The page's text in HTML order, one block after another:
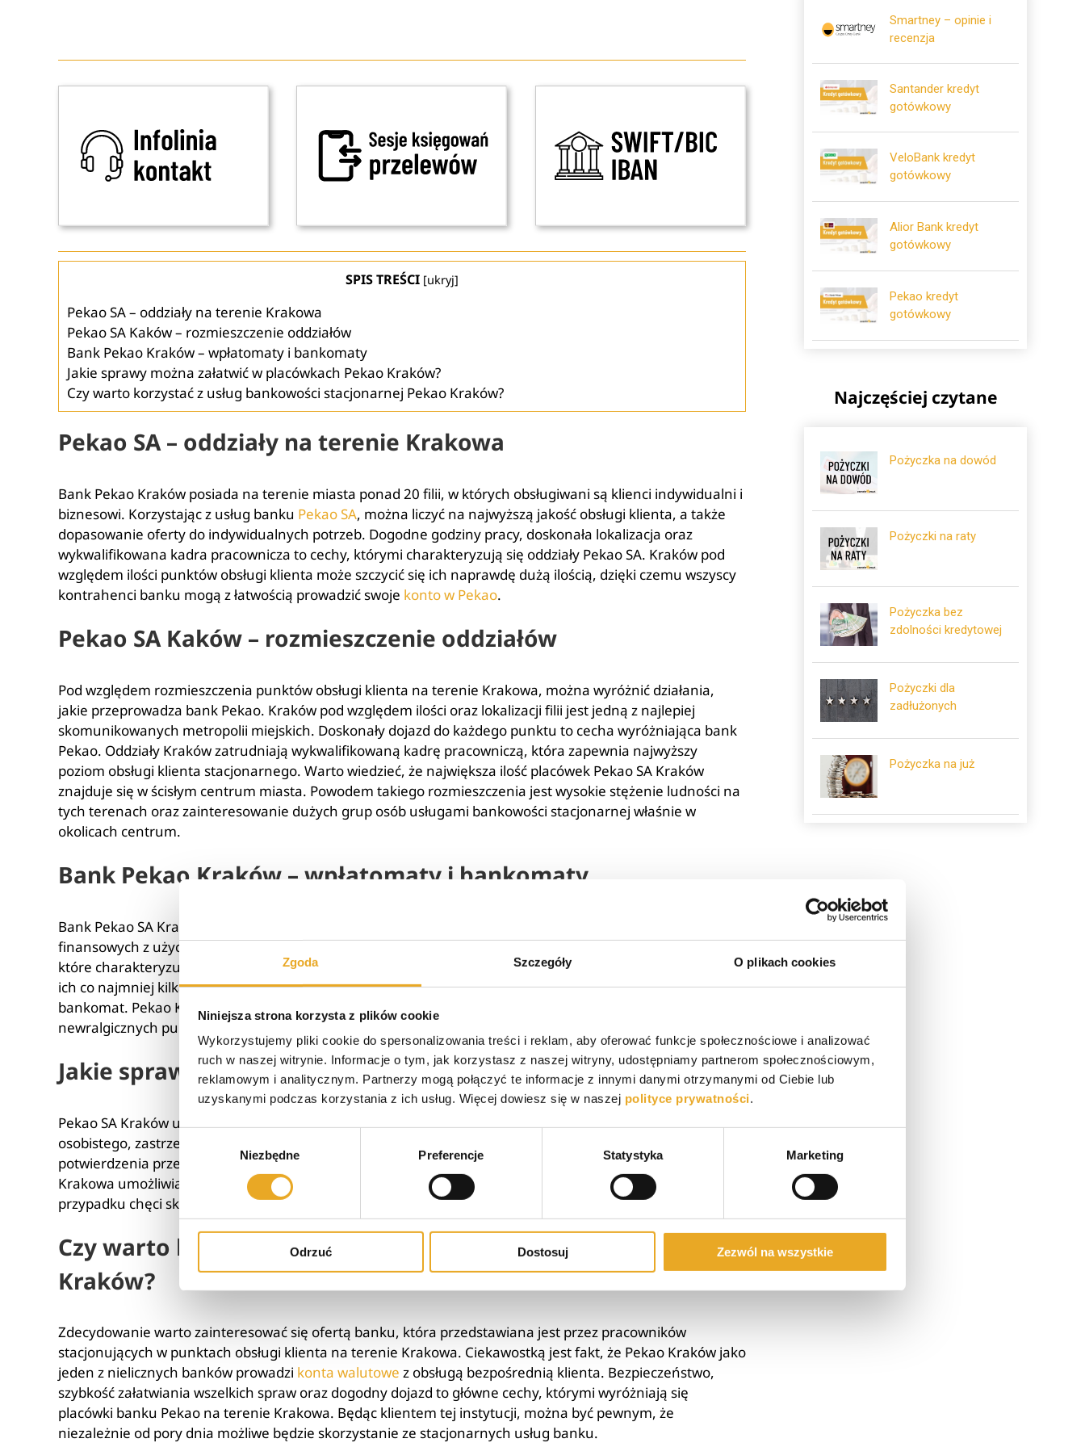
Zgoda Szczegóły O plikach cookies
Niniejsza strona korzysta z plików cookie
Wykorzystujemy pliki cookie do spersonalizowania treści i reklam, aby oferować funkcje społecznościowe i analizować
ruch w naszej witrynie. Informacje o tym, jak korzystasz z naszej witryny, udostępniamy partnerom społecznościowym,
reklamowym i analitycznym. Partnerzy mogą połączyć te informacje z innymi danymi otrzymanymi od Ciebie lub
uzyskanymi podczas korzystania z ich usług. Więcej dowiesz się w naszej polityce prywatności.
Niezbędne Preferencje Statystyka Marketing
Odrzuć Dostosuj Zezwól na wszystkie
SPIS TREŚCI [ukryj]
Pekao SA – oddziały na terenie Krakowa
Pekao SA Kaków – rozmieszczenie oddziałów
Bank Pekao Kraków – wpłatomaty i bankomaty
Jakie sprawy można załatwić w placówkach Pekao Kraków?
Czy warto korzystać z usług bankowości stacjonarnej Pekao Kraków?
Pekao SA – oddziały na terenie Krakowa
Bank Pekao Kraków posiada na terenie miasta ponad 20 filii, w których obsługiwani są klienci indywidualni i
biznesowi. Korzystając z usług banku Pekao SA, można liczyć na najwyższą jakość obsługi klienta, a także
dopasowanie oferty do indywidualnych potrzeb. Dogodne godziny pracy, doskonała lokalizacja oraz
wykwalifikowana kadra pracownicza to cechy, którymi charakteryzują się oddziały Pekao SA. Kraków pod
względem ilości punktów obsługi klienta może szczycić się ich naprawdę dużą ilością, dzięki czemu wszyscy
kontrahenci banku mogą z łatwością prowadzić swoje konto w Pekao.
Pekao SA Kaków – rozmieszczenie oddziałów
Pod względem rozmieszczenia punktów obsługi klienta na terenie Krakowa, można wyróżnić działania,
jakie przeprowadza bank Pekao. Kraków pod względem ilości oraz lokalizacji filii jest jedną z najlepiej
skomunikowanych metropolii miejskich. Doskonały dojazd do każdego punktu to cecha wyróżniająca bank
Pekao. Oddziały Kraków zatrudniają wykwalifikowaną kadrę pracowniczą, która zapewnia najwyższy
poziom obsługi klienta stacjonarnego. Warto wiedzieć, że największa ilość placówek Pekao SA Kraków
znajduje się w ścisłym centrum miasta. Powodem takiego rozmieszczenia jest wysokie stężenie ludności na
tych terenach oraz zainteresowanie dużych grup osób usługami bankowości stacjonarnej właśnie w
okolicach centrum.
Bank Pekao Kraków – wpłatomaty i bankomaty
Bank Pekao SA Kraków posiada na terenie miasta wiele maszyn umożliwiających wykonywanie transakcji
finansowych z użyciem gotówki. Duża dostępność czasowa, dogodna lokalizacja i łatwa obsługa to cech,
które charakteryzują wpłatomat Pekao. Kraków pod względem ilości dostępnych maszyn tego typu posiada
ich co najmniej kilka na terenie całego miasta. Podobne walory posiada także urządzenie, jakim jest
bankomat. Pekao Kraków oprócz sprzętu, jaki znajduje się na terenie placówek, udostępnia je także w
newralgicznych punktach w całym mieście.
Jakie sprawy można załatwić w placówkach Pekao Kraków?
Pekao SA Kraków umożliwia stacjonarne załatwienie wszelkich spraw dotyczących prowadzenia rachunku
osobistego, zastrzegania kart płatniczych oraz wykonywania wszelkich transakcji wymagających
potwierdzenia przez pracownika banku. Firma w stacjonarnych punktach obsługi klienta na terenie
Krakowa umożliwia złożenie wniosku o
kredyt konsolidacyjny, a także załatwienie wszelkich spraw w
przypadku chęci skorzystania z usługi, jaką jest
konto oszczędnościowe
Czy warto korzystać z usług bankowości stacjonarnej Pekao
Kraków?
Zdecydowanie warto zainteresować się ofertą banku, która przedstawiana jest przez pracowników
stacjonujących w punktach obsługi klienta na terenie Krakowa. Ciekawostką jest fakt, że Pekao Kraków jako
jeden z nielicznych banków prowadzi konta walutowe z obsługą bezpośrednią klienta. Bezpieczeństwo,
szybkość załatwiania wszelkich spraw oraz dogodny dojazd to główne cechy, którymi wyróżniają się
placówki banku Pekao na terenie Krakowa. Będąc klientem tej instytucji, można być pewnym, że
niezależnie od pory dnia możliwe będzie skorzystanie ze stacjonarnych usług banku.
Smartney – opinie i
recenzja
Santander kredyt
gotówkowy
VeloBank kredyt
gotówkowy
Alior Bank kredyt
gotówkowy
Pekao kredyt
gotówkowy
Najczęściej czytane
Pożyczka na dowód
Pożyczki na raty
Pożyczka bez
zdolności kredytowej
Pożyczki dla
zadłużonych
Pożyczka na już